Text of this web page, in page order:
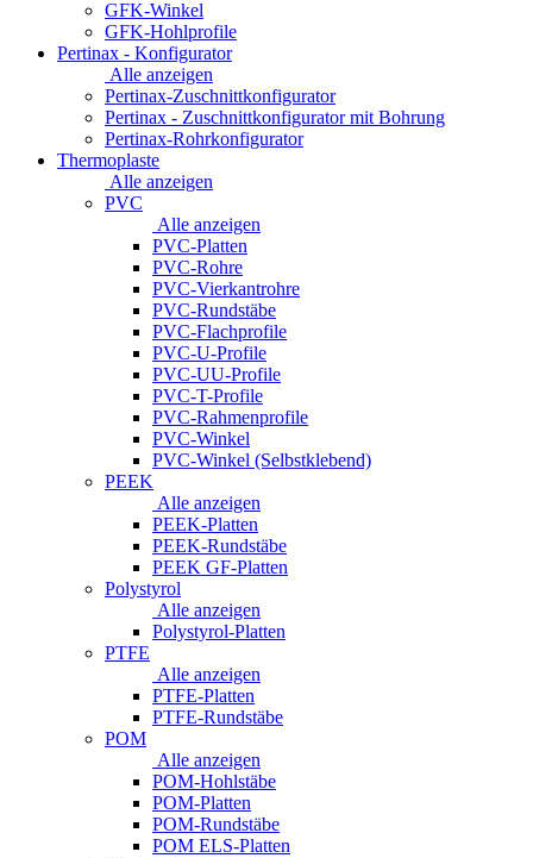
GFK-Winkel
GFK-Hohlprofile
Pertinax - Konfigurator
Alle anzeigen
Pertinax-Zuschnittkonfigurator
Pertinax - Zuschnittkonfigurator mit Bohrung
Pertinax-Rohrkonfigurator
Thermoplaste
Alle anzeigen
PVC
Alle anzeigen
PVC-Platten
PVC-Rohre
PVC-Vierkantrohre
PVC-Rundstäbe
PVC-Flachprofile
PVC-U-Profile
PVC-UU-Profile
PVC-T-Profile
PVC-Rahmenprofile
PVC-Winkel
PVC-Winkel (Selbstklebend)
PEEK
Alle anzeigen
PEEK-Platten
PEEK-Rundstäbe
PEEK GF-Platten
Polystyrol
Alle anzeigen
Polystyrol-Platten
PTFE
Alle anzeigen
PTFE-Platten
PTFE-Rundstäbe
POM
Alle anzeigen
POM-Hohlstäbe
POM-Platten
POM-Rundstäbe
POM ELS-Platten